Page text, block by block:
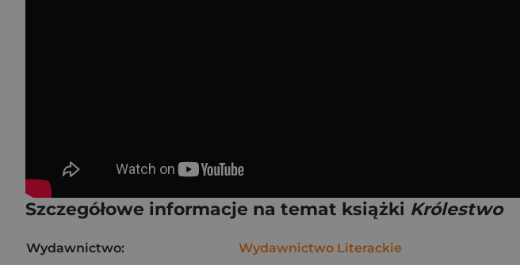
Szczegółowe informacje na temat książki Królestwo
Wydawnictwo: Wydawnictwo Literackie